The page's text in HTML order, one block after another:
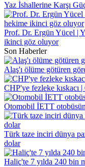
Yaz İshallerine Karşı
Prof. Dr. Ergün Yücel |
ikinci göz oluyor
Son Haberler
Alaş'ı ölüme götüren
CHP'ye fezleke kıskacı
Otomobil İETT
Türk taze inciri dünya
dolar
Haliç'te 7 yılda 240 bin